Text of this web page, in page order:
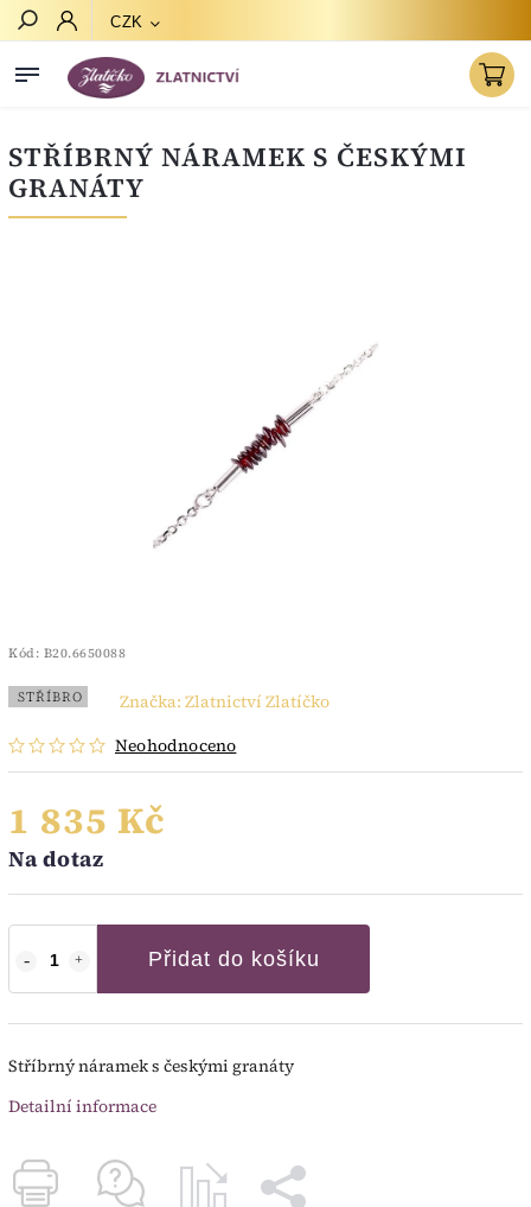
CZK
STŘÍBRNÝ NÁRAMEK S ČESKÝMI
GRANÁTY
Kód: B20.6650088
STŘÍBRO
Neohodnoceno
Značka: Zlatnictví Zlatíčko
1 835 Kč
Na dotaz
Přidat do košíku
Stříbrný náramek s českými granáty
Detailní informace